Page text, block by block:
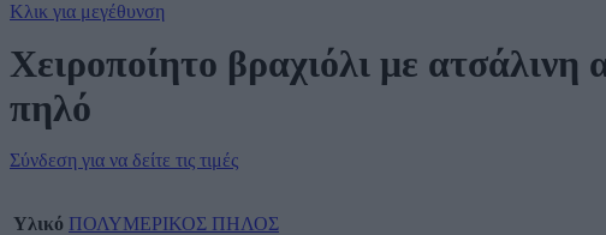
Κλικ για μεγέθυνση
Χειροποίητο βραχιόλι με
πηλό
Σύνδεση για να δείτε τις τιμές
Υλικό ΠΟΛΥΜΕΡΙΚΟΣ ΠΗΛΟΣ